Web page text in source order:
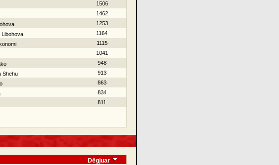
1506
1462
1253
1164
1115
1041
948
Shehu
913
863
834
811
Dëgjuar